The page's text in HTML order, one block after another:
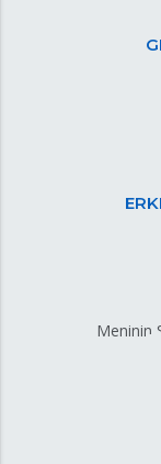
Meninin